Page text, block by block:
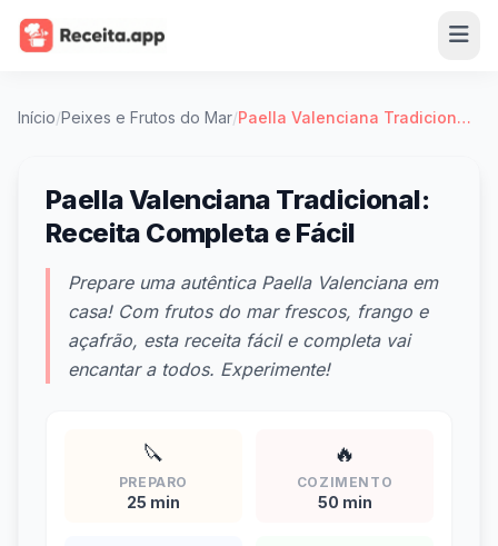
Início/Peixes e Frutos do Mar/ Paella Valenciana Tradicional: Receita Completa e Fácil
Paella Valenciana Tradicional:
Receita Completa e Fácil
Prepare uma autêntica Paella Valenciana em
casa! Com frutos do mar frescos, frango e
açafrão, esta receita fácil e completa vai
encantar a todos. Experimente!
🔪
PREPARO
25 min
🔥
COZIMENTO
50 min